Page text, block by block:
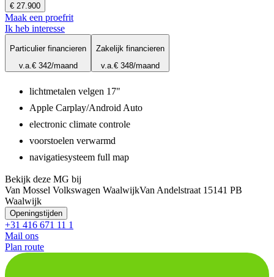
€ 27.900
Maak een proefrit
Ik heb interesse
Particulier financieren
v.a.€ 342/maand
Zakelijk financieren
v.a.€ 348/maand
lichtmetalen velgen 17"
Apple Carplay/Android Auto
electronic climate controle
voorstoelen verwarmd
navigatiesysteem full map
Bekijk deze MG bij
Van Mossel Volkswagen WaalwijkVan Andelstraat 1 5141 PB
Waalwijk
Openingstijden
+31 416 671 11 1
Mail ons
Plan route